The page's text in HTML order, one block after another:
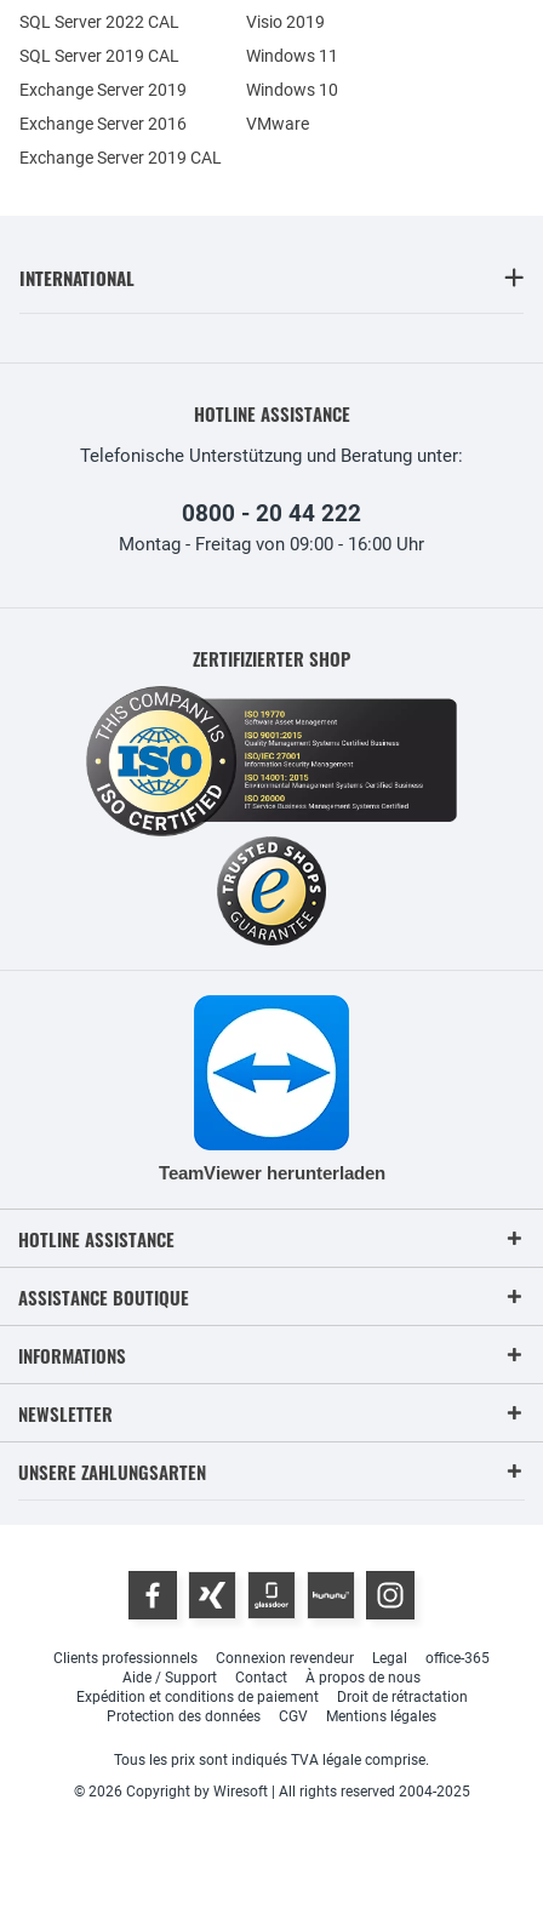
Exchange Server 2019
Exchange Server 2016
SQL Server 2022 CAL
SQL Server 2019 CAL
Exchange Server 2019 CAL
Visio 2019
Windows 11
Windows 10
VMware
INTERNATIONAL
HOTLINE ASSISTANCE
Telefonische Unterstützung und Beratung unter:
0800 - 20 44 222
Montag - Freitag von 09:00 - 16:00 Uhr
ZERTIFIZIERTER SHOP
TeamViewer herunterladen
HOTLINE ASSISTANCE
ASSISTANCE BOUTIQUE
INFORMATIONS
NEWSLETTER
UNSERE ZAHLUNGSARTEN
Clients professionnels Connexion revendeur Legal
office-365
Aide / Support
Contact
À propos de nous
Expédition et conditions de paiement
Droit de rétractation
Protection des données
CGV Mentions légales
Tous les prix sont indiqués TVA légale comprise.
© 2026 Copyright by Wiresoft | All rights reserved 2004-2025